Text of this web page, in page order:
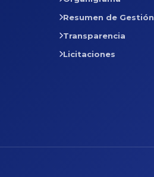
Resumen de Gestión
Transparencia
Licitaciones